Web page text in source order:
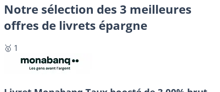
Notre sélection des 3 meilleures
offres de livrets épargne
🥇 1